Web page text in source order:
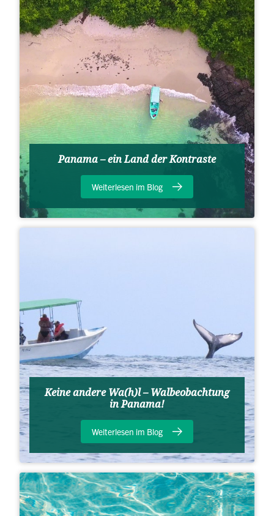
Panama – ein Land der Kontraste
Weiterlesen im Blog
Keine andere Wa(h)l – Walbeobachtung
in Panama!
Weiterlesen im Blog